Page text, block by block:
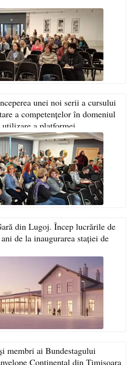
unei noi serii a cursului
a competențelor în domeniul
a platformei
din Lugoj. Încep lucrările de
de la inaugurarea stației de
membri ai Bundestagului
Continental din Timișoara